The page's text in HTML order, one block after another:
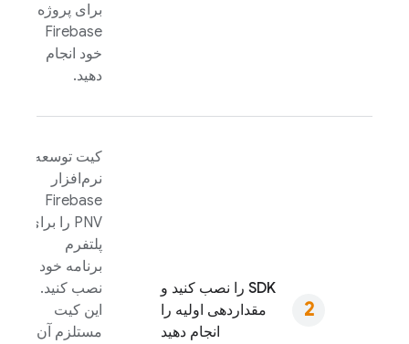
برای پروژه
Firebase
خود انجام
دهید.
SDK را نصب کنید و
مقداردهی اولیه را
انجام دهید
کیت توسعه
نرم‌افزار
Firebase
PNV را برای
پلتفرم
برنامه خود
نصب کنید.
این کیت
مستلزم آن